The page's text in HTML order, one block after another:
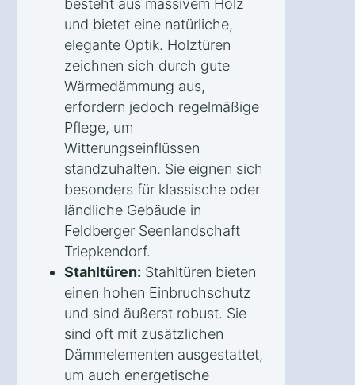
besteht aus massivem Holz
und bietet eine natürliche,
elegante Optik. Holztüren
zeichnen sich durch gute
Wärmedämmung aus,
erfordern jedoch regelmäßige
Pflege, um
Witterungseinflüssen
standzuhalten. Sie eignen sich
besonders für klassische oder
ländliche Gebäude in
Feldberger Seenlandschaft
Triepkendorf.
Stahltüren: Stahltüren bieten
einen hohen Einbruchschutz
und sind äußerst robust. Sie
sind oft mit zusätzlichen
Dämmelementen ausgestattet,
um auch energetische